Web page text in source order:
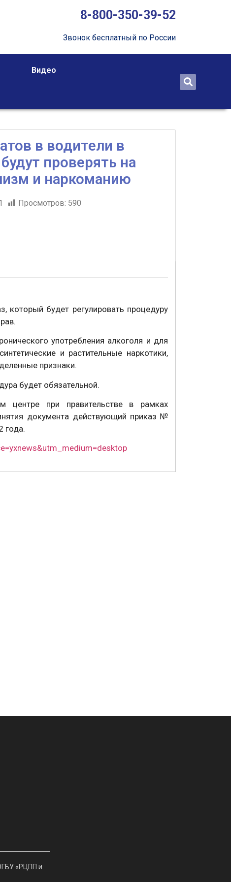
8-800-350-39-52
Звонок бесплатный по России
Видео
в водители в
проверять на
и наркоманию
Просмотров: 590
который будет регулировать процедуру
употребления алкоголя и для
и растительные наркотики,
признаки.
будет обязательной.
центре при правительстве в рамках
документа действующий приказ №
года.
«РЦПП и